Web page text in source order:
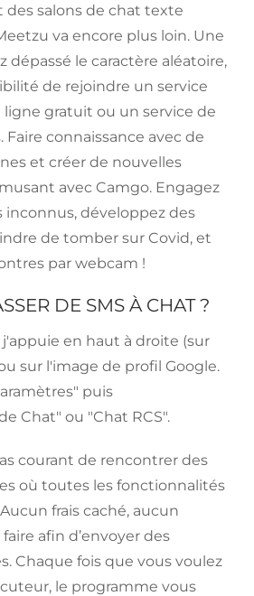
salons de chat texte
va encore plus loin. Une
dépassé le caractère aléatoire,
de rejoindre un service
gratuit ou un service de
Faire connaissance avec de
et créer de nouvelles
avec Camgo. Engagez
inconnus, développez des
de tomber sur Covid, et
par webcam !
DE SMS À CHAT ?
j'appuie en haut à droite (sur
sur l'image de profil Google.
puis
Chat" ou "Chat RCS".
courant de rencontrer des
où toutes les fonctionnalités
frais caché, aucun
afin d’envoyer des
Chaque fois que vous voulez
le programme vous